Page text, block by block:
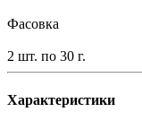
Фасовка
2 шт. по 30 г.
Характеристики